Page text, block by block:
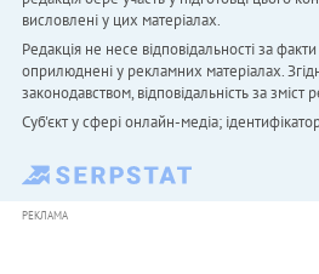
висловлені у цих матеріалах.
Редакція не несе відповідальності за
оприлюднені у рекламних матеріалах.
законодавством, відповідальність за
Cуб'єкт у сфері онлайн-медіа;
РЕКЛАМА